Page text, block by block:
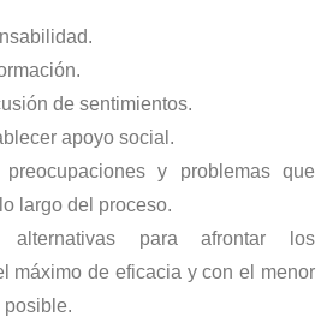
de sentimientos.
apoyo social.
y problemas que
largo del proceso.
alternativas para afrontar los
máximo de eficacia y con el menor
posible.